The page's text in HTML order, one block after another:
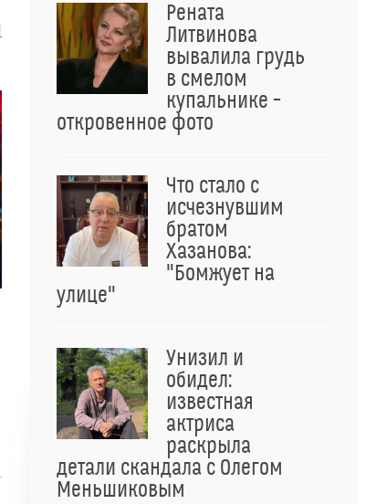
Рената
Литвинова
вывалила грудь
в смелом
купальнике –
откровенное фото
Что стало с
исчезнувшим
братом
Хазанова:
"Бомжует на
улице"
Унизил и
обидел:
известная
актриса
раскрыла
детали скандала с Олегом
Меньшиковым